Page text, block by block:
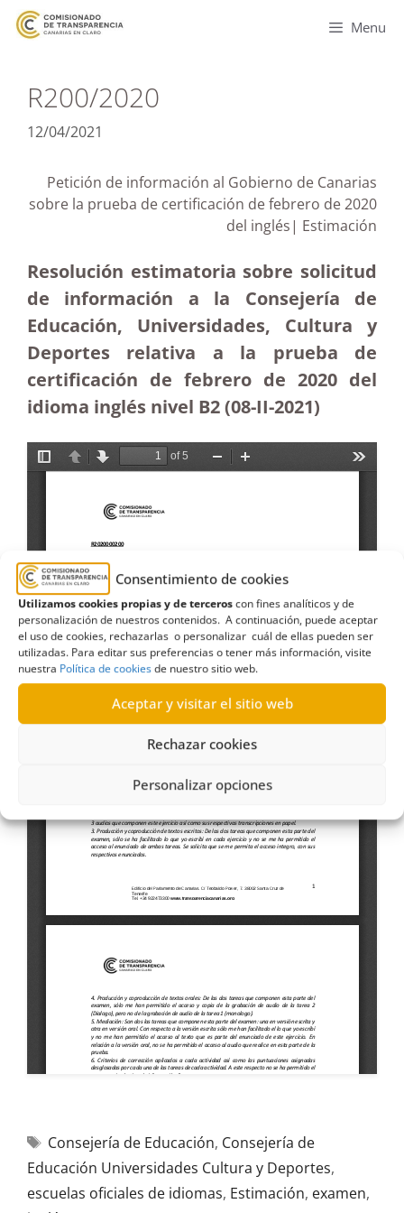
Consentimiento de cookies
Utilizamos cookies propias y de terceroscon fines analíticos y de
personalización de nuestros contenidos. A continuación, puede aceptar
el uso de cookies, rechazarlas o personalizar cuál de ellas pueden ser
utilizadas. Para editar sus preferencias o tener más información, visite
nuestra Política de cookiesde nuestro sitio web.
Aceptar y visitar el sitio web
Rechazar cookies
Personalizar opciones
Menu
R200/2020
12/04/2021
Petición de información al Gobierno de Canarias
sobre la prueba de certificación de febrero de 2020
del inglés| Estimación
Resolución estimatoria sobre solicitud
de información a la Consejería de
Educación, Universidades, Cultura y
Deportes relativa a la prueba de
certificación de febrero de 2020 del
idioma inglés nivel B2 (08-II-2021)
Consejería de Educación, Consejería de
Educación Universidades Cultura y Deportes,
escuelas oficiales de idiomas, Estimación, examen,